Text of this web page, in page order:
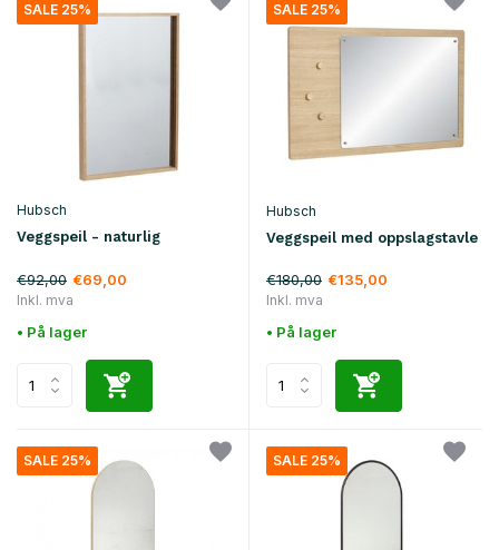
SALE 25%
Hubsch
Veggspeil - naturlig
€92,00 €69,00
Inkl. mva
• På lager
SALE 25%
Hubsch
Veggspeil med oppslagstavle
€180,00 €135,00
Inkl. mva
• På lager
SALE 25% SALE 25%